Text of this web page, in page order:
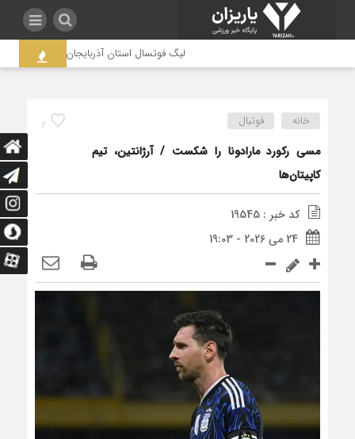
لیگ فوتسال استان آذربایجان غربی به
2 خانه فوتبال
مسی رکورد مارادونا را شکست / آرژانتین، تیم
کاپیتان‌ها
کد خبر : 19545
24 می 2026 - 19:03